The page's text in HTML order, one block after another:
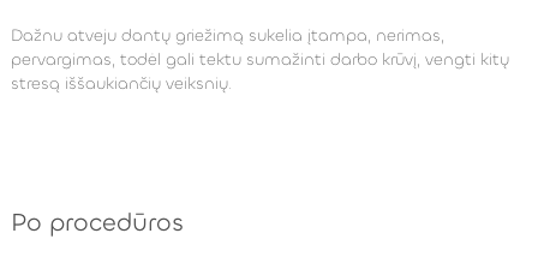
Dažnu atveju dantų griežimą sukelia įtampa, nerimas,
pervargimas, todėl gali tektu sumažinti darbo krūvį, vengti kitų
stresą iššaukiančių veiksnių.
Po procedūros